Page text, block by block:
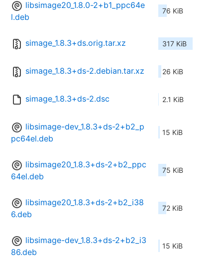
libsimage20_1.8.0-2+b1_ppc64e
l.deb
76 KiB
simage_1.8.3+ds.orig.tar.xz 317 KiB
simage_1.8.3+ds-2.debian.tar.xz 26 KiB
simage_1.8.3+ds-2.dsc 2.1 KiB
libsimage-dev_1.8.3+ds-2+b2_p
pc64el.deb
15 KiB
libsimage20_1.8.3+ds-2+b2_ppc
64el.deb
75 KiB
libsimage20_1.8.3+ds-2+b2_i38
6.deb
72 KiB
libsimage-dev_1.8.3+ds-2+b2_i3
86.deb
15 KiB